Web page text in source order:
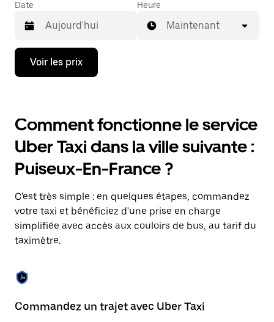
Date
Appuyez
la
bas
pour
ouvrir
le
calendrier
et
une
date.
Appuyez
sur
la
pour
fermer
calendrier.
Heure
Maintenant
Voir les prix
Comment fonctionne le service
Uber Taxi dans la ville suivante :
Puiseux-En-France ?
C'est très simple : en quelques étapes, commandez
votre taxi et bénéficiez d'une prise en charge
simplifiée avec accès aux couloirs de bus, au tarif du
taximètre.
Commandez un trajet avec Uber Taxi